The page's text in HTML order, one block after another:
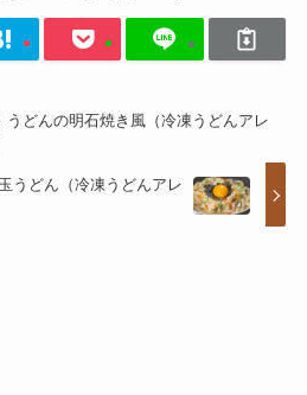
うどんの明石焼き風（冷凍うどんアレ
うどん（冷凍うどんアレ